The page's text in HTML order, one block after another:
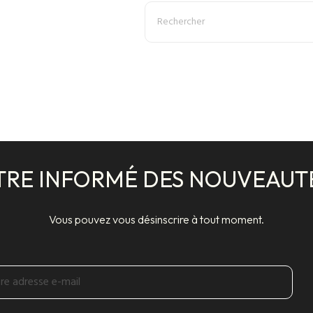
INFORMÉ DES
Vous pouvez vous désinscrire à tout moment.